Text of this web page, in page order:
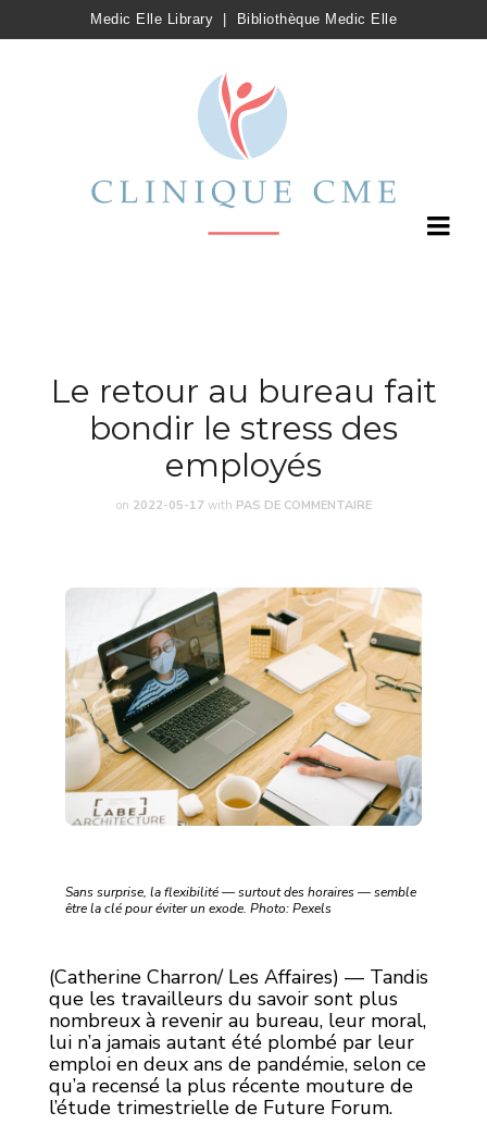
Medic Elle Library Bibliothèque Medic Elle
Le retour au bureau fait
bondir le stress des
employés
on 2022-05-17 with PAS DE COMMENTAIRE
Sans surprise, la flexibilité — surtout des horaires — semble
être la clé pour éviter un exode. Photo: Pexels
(Catherine Charron/ Les Affaires) — Tandis
que les travailleurs du savoir sont plus
nombreux à revenir au bureau, leur moral,
lui n’a jamais autant été plombé par leur
emploi en deux ans de pandémie, selon ce
qu’a recensé la plus récente mouture de
l’étude trimestrielle de Future Forum.